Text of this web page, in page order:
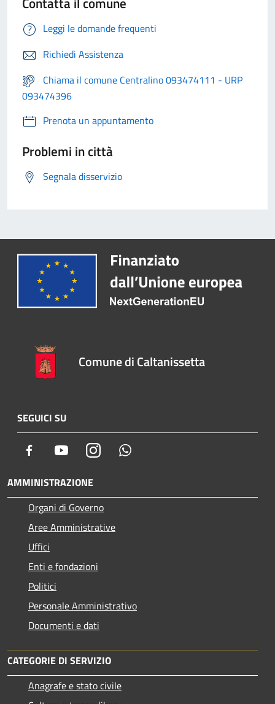
Leggi le domande frequenti
Richiedi Assistenza
Chiama il comune Centralino 093474111 - URP
093474396
Prenota un appuntamento
Problemi in città
Segnala disservizio
Comune di Caltanissetta
SEGUICI SU
Facebook YoutubeInstagram
AMMINISTRAZIONE
Organi di Governo
Aree Amministrative
Uffici
Enti e fondazioni
Politici
Personale Amministrativo
Documenti e dati
CATEGORIE DI SERVIZIO
Anagrafe e stato civile